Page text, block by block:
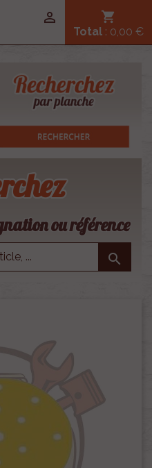
shopping_cart
Total : 0,00 €

ou référence
